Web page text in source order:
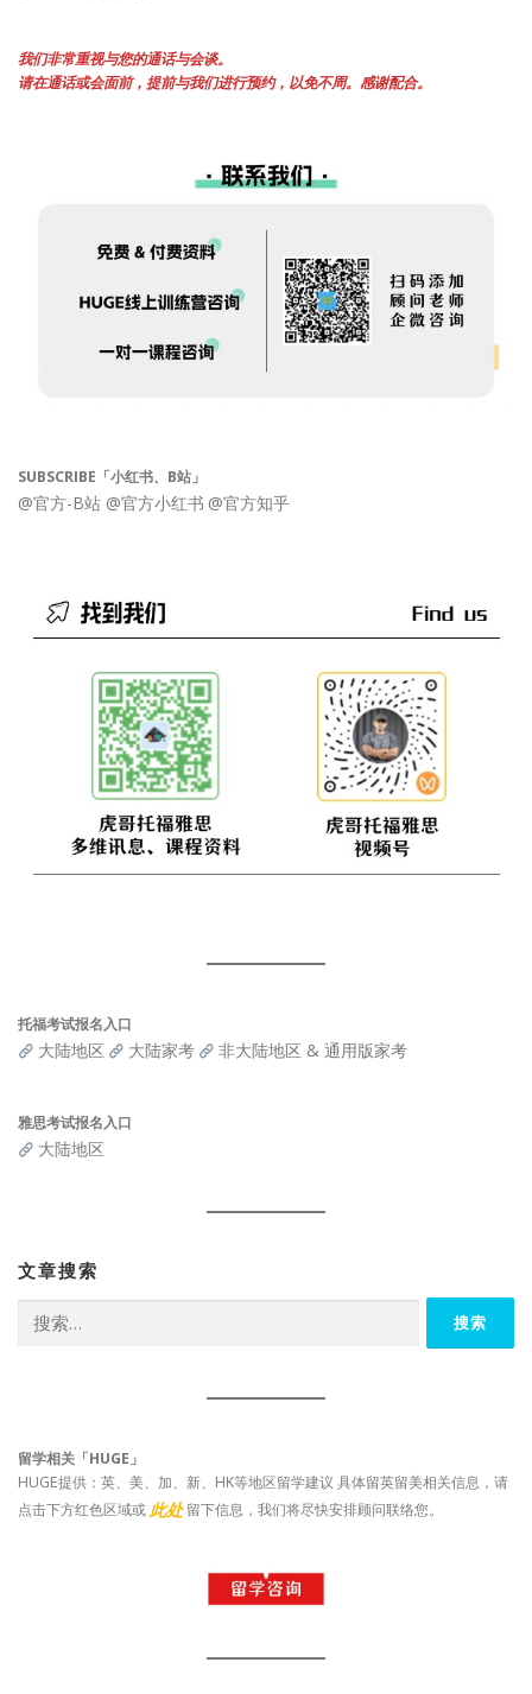
我们非常重视与您的通话与会谈。
请在通话或会面前，提前与我们进行预约，以免不周。感谢配合。
SUBSCRIBE「小红书、B站」
@官方-B站 @官方小红书 @官方知乎
托福考试报名入口
大陆地区 大陆家考 非大陆地区 & 通用版家考
雅思考试报名入口
大陆地区
文章搜索
索：
留学相关「HUGE」
HUGE提供：英、美、加、新、HK等地区留学建议 具体留英留美相关信息，请
点击下方红色区域或 此处 留下信息，我们将尽快安排顾问联络您。